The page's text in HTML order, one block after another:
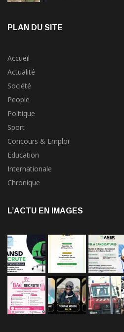
PLAN DU SITE
Accueil
Actualité
Société
People
Politique
Sport
Concours & Emploi
Education
Internationale
Chronique
L’ACTU EN IMAGES